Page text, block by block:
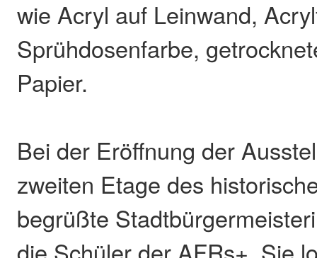
wie Acryl auf Leinwand,
Sprühdosenfarbe,
Papier.
Bei der Eröffnung der
zweiten Etage des
begrüßte
die Schüler der AFRs+. Sie